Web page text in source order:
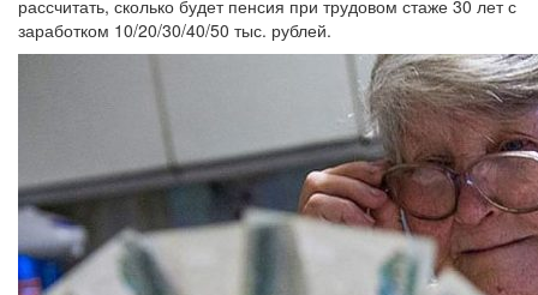
рассчитать, сколько будет пенсия при трудовом стаже 30 лет с
заработком 10/20/30/40/50 тыс. рублей.